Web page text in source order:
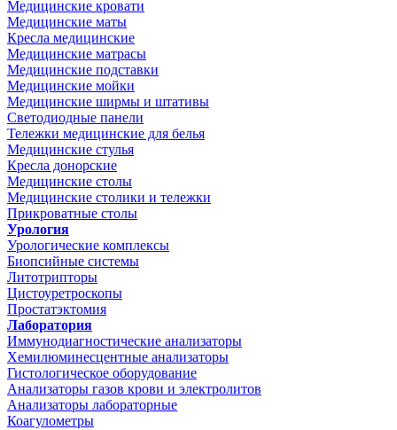
Медицинские кровати
Медицинские маты
Кресла медицинские
Медицинские матрасы
Медицинские подставки
Медицинские мойки
Медицинские ширмы и штативы
Светодиодные панели
Тележки медицинские для белья
Медицинские стулья
Кресла донорские
Медицинские столы
Медицинские столики и тележки
Прикроватные столы
Урология
Урологические комплексы
Биопсийные системы
Литотрипторы
Цистоуретроскопы
Простатэктомия
Лаборатория
Иммунодиагностические анализаторы
Хемилюминесцентные анализаторы
Гистологическое оборудование
Анализаторы газов крови и электролитов
Анализаторы лабораторные
Коагулометры